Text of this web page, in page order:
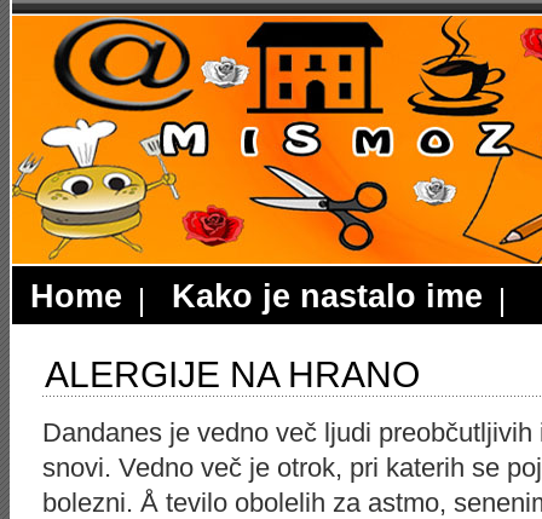
Home Kako je nastalo ime
ALERGIJE NA HRANO
Dandanes je vedno več ljudi preobčutljivih
snovi. Vedno več je otrok, pri katerih se
bolezni. Å tevilo obolelih za astmo,